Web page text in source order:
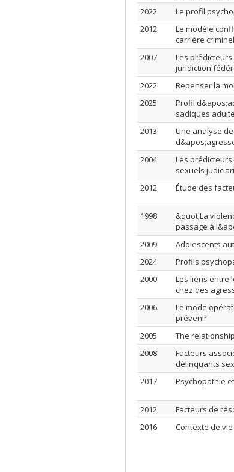
2022
Le profil
2012
Le modèle
carrière
2007
Les
juridiction
2022 Repenser la
2025
Profil
sadiques
2013
Une analyse
2004
Les
sexuels
2012 Étude des
1998
&quot;La
passage à
2009 Adolescents
2024
Profils
2000
Les liens entre
chez des
2006
Le mode
prévenir
2005 The
2008
Facteurs
délinquants
2017 Psychopathie
2012 Facteurs de
2016
Contexte de